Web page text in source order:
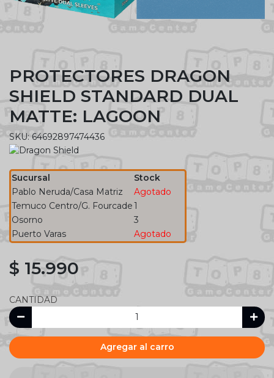
PROTECTORES DRAGON
SHIELD STANDARD DUAL
MATTE: LAGOON
SKU: 64692897474436
Sucursal
Stock
Pablo Neruda/Casa Matriz
Agotado
Temuco Centro/G. Fourcade1
Osorno
3
Puerto Varas
Agotado
$ 15.990
CANTIDAD
Agregar al carro